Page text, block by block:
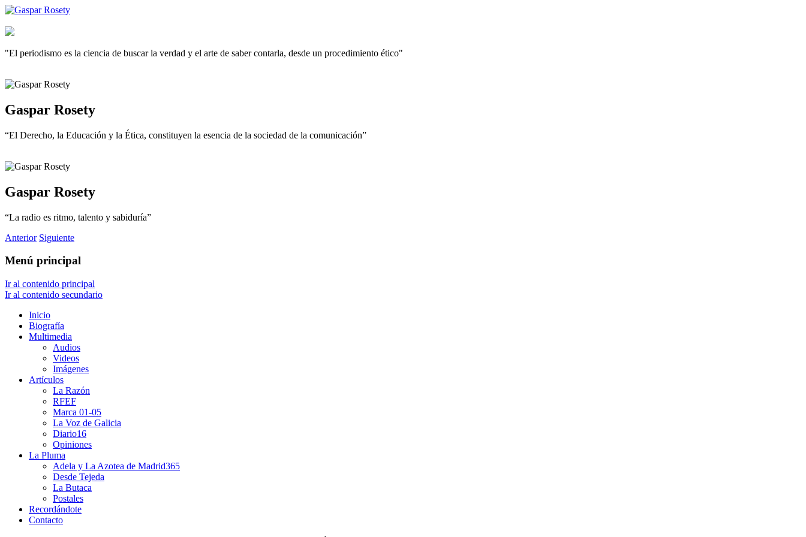
"El periodismo es la ciencia de buscar la verdad y el arte de saber contarla, desde un procedimiento ético"
Gaspar Rosety
“El Derecho, la Educación y la Ética, constituyen la esencia de la sociedad de la comunicación”
Gaspar Rosety
“La radio es ritmo, talento y sabiduría”
Anterior Siguiente
Menú principal
Ir al contenido principal
Ir al contenido secundario
Inicio
Biografía
Multimedia
Audios
Videos
Imágenes
Artículos
La Razón
RFEF
Marca 01-05
La Voz de Galicia
Diario16
Opiniones
La Pluma
Adela y La Azotea de Madrid365
Desde Tejeda
La Butaca
Postales
Recordándote
Contacto